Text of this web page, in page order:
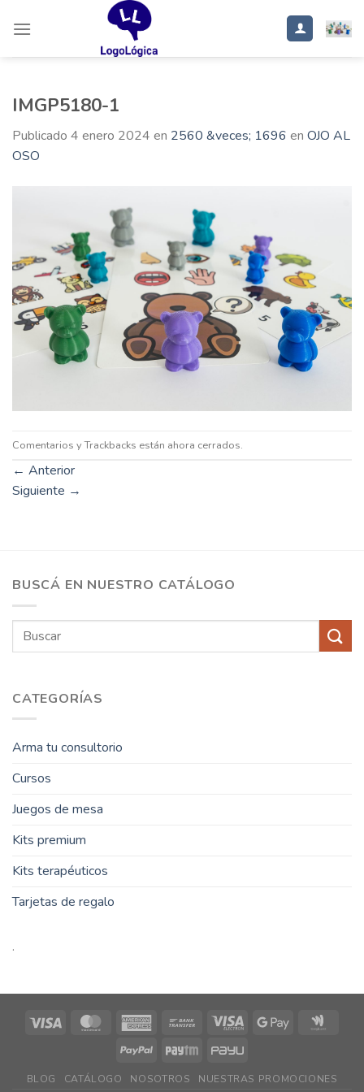
IMGP5180-1
Publicado 4 enero 2024 en 2560 &veces; 1696 en OJO AL
OSO
Comentarios y Trackbacks están ahora cerrados.
← Anterior
Siguiente →
BUSCÁ EN NUESTRO CATÁLOGO
Buscar
CATEGORÍAS
Arma tu consultorio
Cursos
Juegos de mesa
Kits premium
Kits terapéuticos
Tarjetas de regalo
.
Visa MasterCardAmerican
Bank
Visa
Google
PayPal Paytm PayU
BLOG CATÁLOGO NOSOTROS NUESTRAS PROMOCIONES